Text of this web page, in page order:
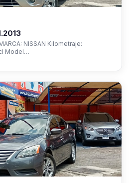
NISSAN Kilometraje:
Model…